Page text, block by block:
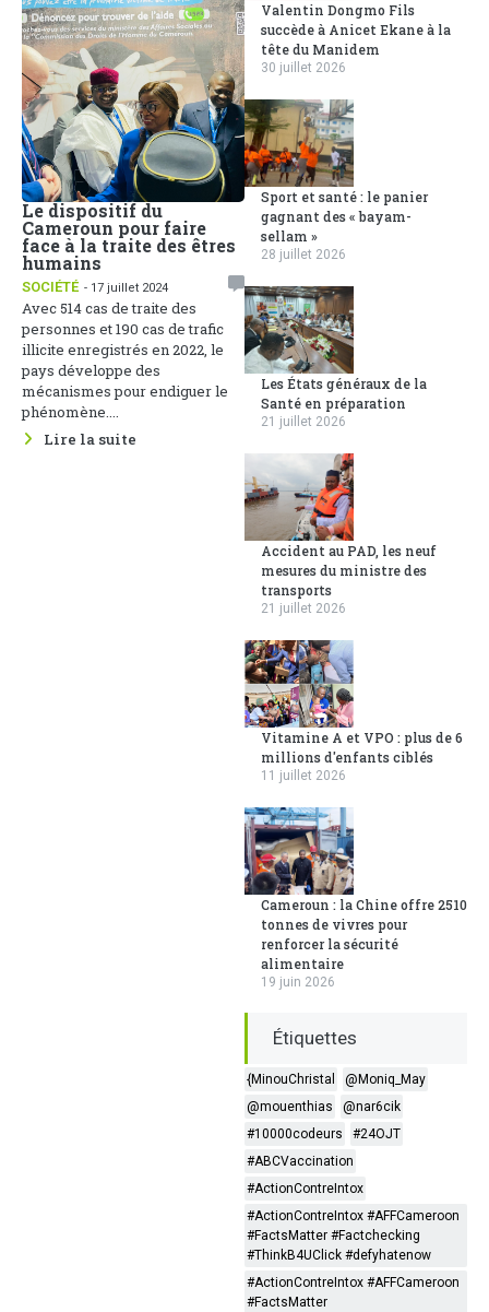
Le dispositif du
Cameroun pour faire
face à la traite des êtres
humains
SOCIÉTÉ - 17 juillet 2024
Avec 514 cas de traite des
personnes et 190 cas de trafic
illicite enregistrés en 2022, le
pays développe des
mécanismes pour endiguer le
phénomène....
Lire la suite
Valentin Dongmo Fils
succède à Anicet Ekane à la
tête du Manidem
30 juillet 2026
Sport et santé : le panier
gagnant des « bayam-
sellam »
28 juillet 2026
Les États généraux de la
Santé en préparation
21 juillet 2026
Accident au PAD, les neuf
mesures du ministre des
transports
21 juillet 2026
Vitamine A et VPO : plus de 6
millions d'enfants ciblés
11 juillet 2026
Cameroun : la Chine offre 2510
tonnes de vivres pour
renforcer la sécurité
alimentaire
19 juin 2026
Étiquettes
{MinouChristal
@Moniq_May
@mouenthias
@nar6cik
#10000codeurs
#24OJT
#ABCVaccination
#ActionContreIntox
#ActionContreIntox #AFFCameroon
#FactsMatter #Factchecking
#ThinkB4UClick #defyhatenow
#ActionContreIntox #AFFCameroon
#FactsMatter